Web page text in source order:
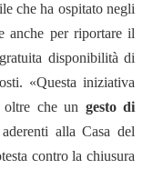
che ha ospitato negli
anche per riportare il
disponibilità di
«Questa iniziativa
oltre che un gesto di
alla Casa del
contro la chiusura